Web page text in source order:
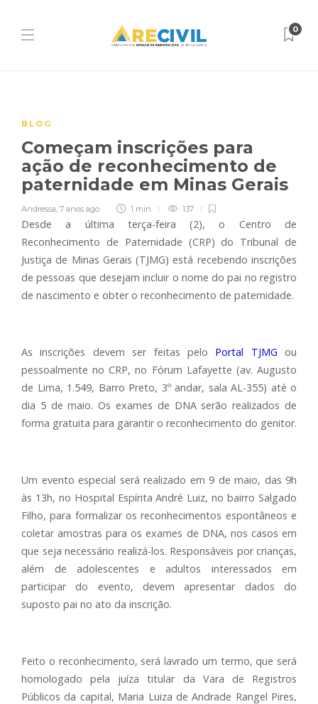
0
BLOG
Começam inscrições para
ação de reconhecimento de
paternidade em Minas Gerais
Andressa, 7 anos ago 1 min 137
Desde a última terça-feira (2), o Centro de
Reconhecimento de Paternidade (CRP) do Tribunal de
Justiça de Minas Gerais (TJMG) está recebendo inscrições
de pessoas que desejam incluir o nome do pai no registro
de nascimento e obter o reconhecimento de paternidade.
As inscrições devem ser feitas pelo Portal TJMG ou
pessoalmente no CRP, no Fórum Lafayette (av. Augusto
de Lima, 1.549, Barro Preto, 3º andar, sala AL-355) até o
dia 5 de maio. Os exames de DNA serão realizados de
forma gratuita para garantir o reconhecimento do genitor.
Um evento especial será realizado em 9 de maio, das 9h
às 13h, no Hospital Espírita André Luiz, no bairro Salgado
Filho, para formalizar os reconhecimentos espontâneos e
coletar amostras para os exames de DNA, nos casos em
que seja necessário realizá-los. Responsáveis por crianças,
além de adolescentes e adultos interessados em
participar do evento, devem apresentar dados do
suposto pai no ato da inscrição.
Feito o reconhecimento, será lavrado um termo, que será
homologado pela juíza titular da Vara de Registros
Públicos da capital, Maria Luiza de Andrade Rangel Pires,